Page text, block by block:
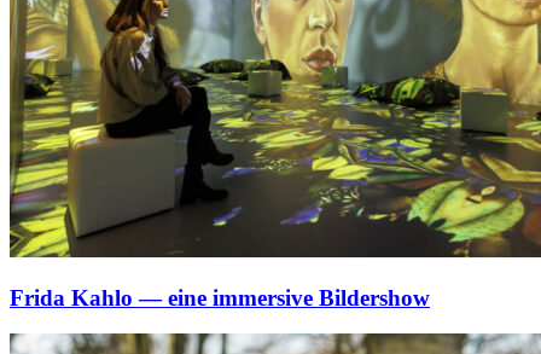
Frida Kahlo — eine immersive Bildershow